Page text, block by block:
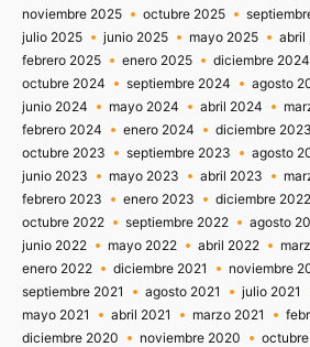
noviembre 2025
octubre 2025
julio 2025
junio 2025 mayo 2025 abril
febrero 2025
enero 2025 diciembre 2024
octubre 2024
septiembre 2024 agosto
junio 2024
mayo 2024 abril 2024
febrero 2024
enero 2024 diciembre 2023
octubre 2023
septiembre 2023 agosto
junio 2023
mayo 2023 abril 2023
febrero 2023
enero 2023 diciembre 2022
octubre 2022
septiembre 2022 agosto
junio 2022
mayo 2022 abril 2022
enero 2022
diciembre 2021 noviembre
septiembre 2021
agosto 2021 julio 2021
mayo 2021
abril 2021 marzo 2021
diciembre 2020
noviembre 2020